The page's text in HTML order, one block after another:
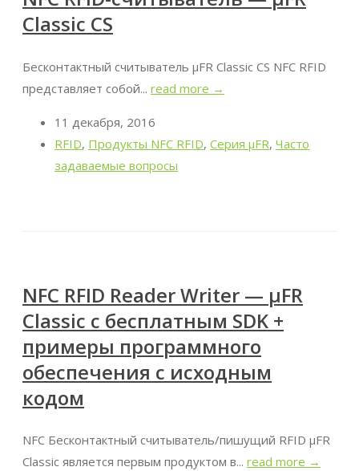
Classic CS
Бесконтактный считыватель μFR Classic CS NFC RFID
представляет собой... read more →
11 декабря, 2016
RFID, Продукты NFC RFID, Серия μFR, Часто
задаваемые вопросы
NFC RFID Reader Writer — μFR
Classic с бесплатным SDK +
примеры программного
обеспечения с исходным
кодом
NFC Бесконтактный считыватель/пишущий RFID μFR
Classic является первым продуктом в... read more →